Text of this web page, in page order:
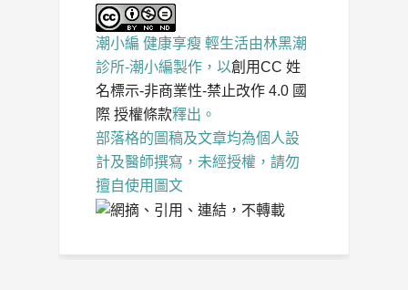
潮小編 健康享瘦 輕生活由林黑潮
診所-潮小編製作，以創用CC 姓
名標示-非商業性-禁止改作 4.0 國
際 授權條款釋出。
部落格的圖稿及文章均為個人設
計及醫師撰寫，未經授權，請勿
擅自使用圖文